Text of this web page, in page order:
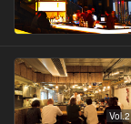
Vol.2